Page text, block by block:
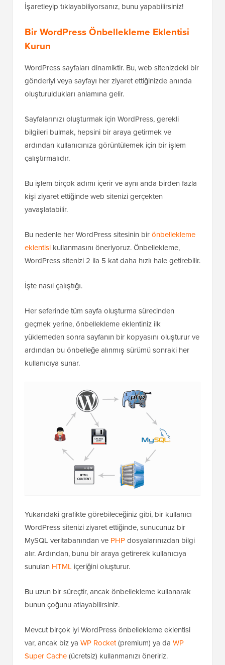
İşaretleyip tıklayabiliyorsanız, bunu yapabilirsiniz!
Bir WordPress Önbellekleme Eklentisi
Kurun
WordPress sayfaları dinamiktir. Bu, web sitenizdeki bir
gönderiyi veya sayfayı her ziyaret ettiğinizde anında
oluşturuldukları anlamına gelir.
Sayfalarınızı oluşturmak için WordPress, gerekli
bilgileri bulmak, hepsini bir araya getirmek ve
ardından kullanıcınıza görüntülemek için bir işlem
çalıştırmalıdır.
Bu işlem birçok adımı içerir ve aynı anda birden fazla
kişi ziyaret ettiğinde web sitenizi gerçekten
yavaşlatabilir.
Bu nedenle her WordPress sitesinin birönbellekleme
eklentisi kullanmasını öneriyoruz. Önbellekleme,
WordPress sitenizi 2 ila 5 kat daha hızlı hale getirebilir.
İşte nasıl çalıştığı.
Her seferinde tüm sayfa oluşturma sürecinden
geçmek yerine, önbellekleme eklentiniz ilk
yüklemeden sonra sayfanın bir kopyasını oluşturur ve
ardından bu önbelleğe alınmış sürümü sonraki her
kullanıcıya sunar.
Yukarıdaki grafikte görebileceğiniz gibi, bir kullanıcı
WordPress sitenizi ziyaret ettiğinde, sunucunuz bir
MySQL veritabanından ve PHPdosyalarınızdan bilgi
alır. Ardından, bunu bir araya getirerek kullanıcıya
sunulan HTML içeriğini oluşturur.
Bu uzun bir süreçtir, ancak önbellekleme kullanarak
bunun çoğunu atlayabilirsiniz.
Mevcut birçok iyi WordPress önbellekleme eklentisi
var, ancak biz ya WP Rocket(premium) ya da WP
Super Cache(ücretsiz) kullanmanızı öneririz.